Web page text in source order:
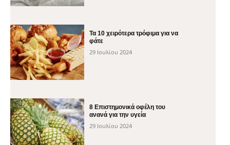
Τα 10 χειρότερα τρόφιμα για να
φάτε
29 Ιουλίου 2024
8 Επιστημονικά οφέλη του
ανανά για την υγεία
29 Ιουλίου 2024